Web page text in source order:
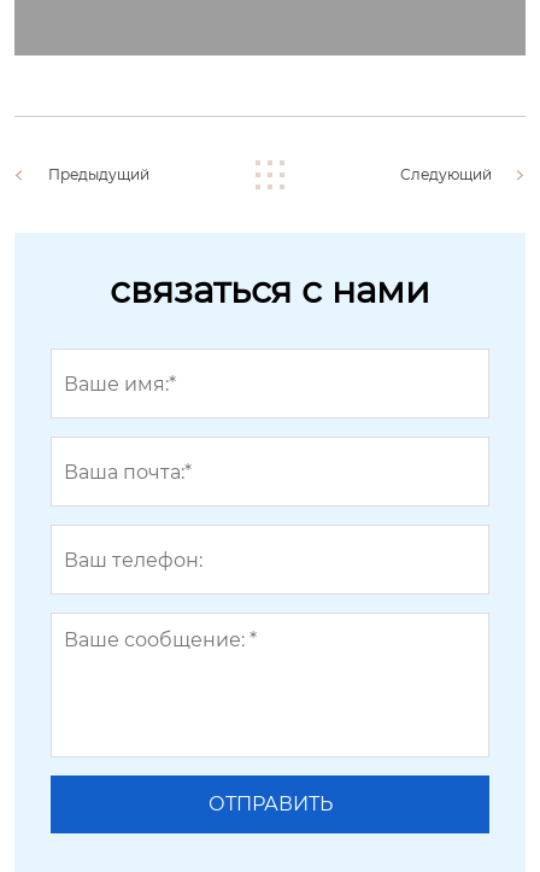
Предыдущий Следующий
связаться с нами